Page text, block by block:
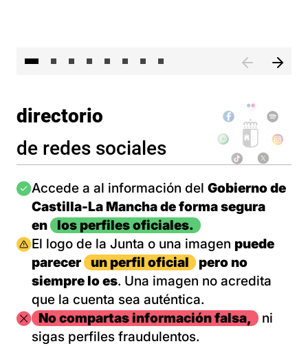
directorio
de redes sociales
Imagen
Accede a al información del Gobierno de
Castilla-La Mancha de forma segura
en
los perfiles oficiales.
Imagen
El logo de la Junta o una imagen puede
parecer
un perfil oficial
pero no
siempre lo es. Una imagen no acredita
que la cuenta sea auténtica.
ImagenNo compartas información falsa,
ni
sigas perfiles fraudulentos.